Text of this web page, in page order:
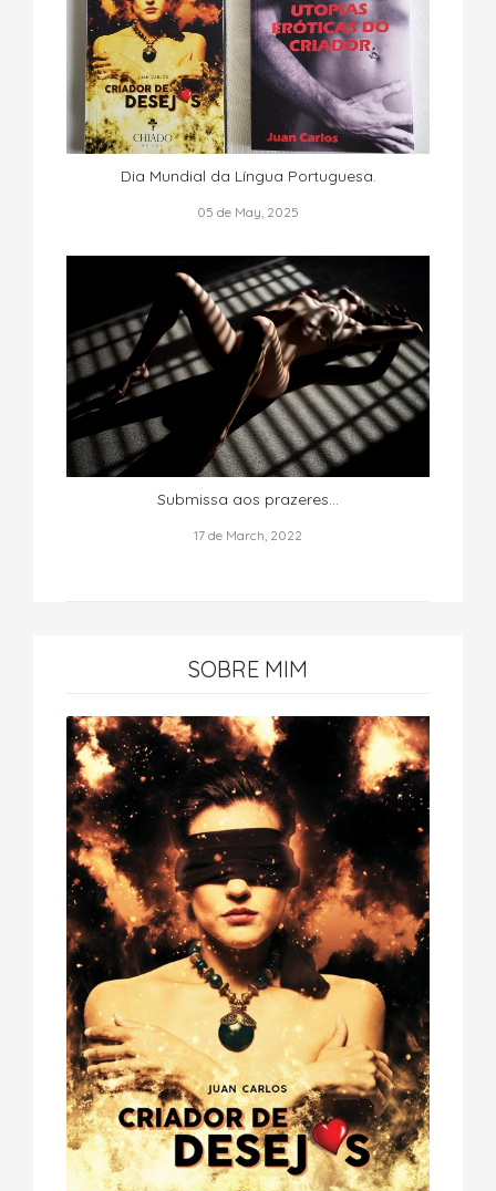
Dia Mundial da Língua Portuguesa.
05 de May, 2025
Submissa aos prazeres…
17 de March, 2022
SOBRE MIM